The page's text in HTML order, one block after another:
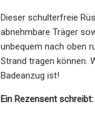
Dieser schulterfreie
abnehmbare Träger
unbequem nach oben
Strand tragen können.
Badeanzug ist!
Ein Rezensent schreibt: